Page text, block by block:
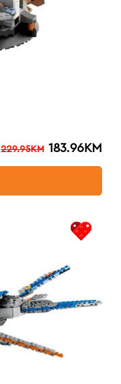
229.95KM 183.96KM